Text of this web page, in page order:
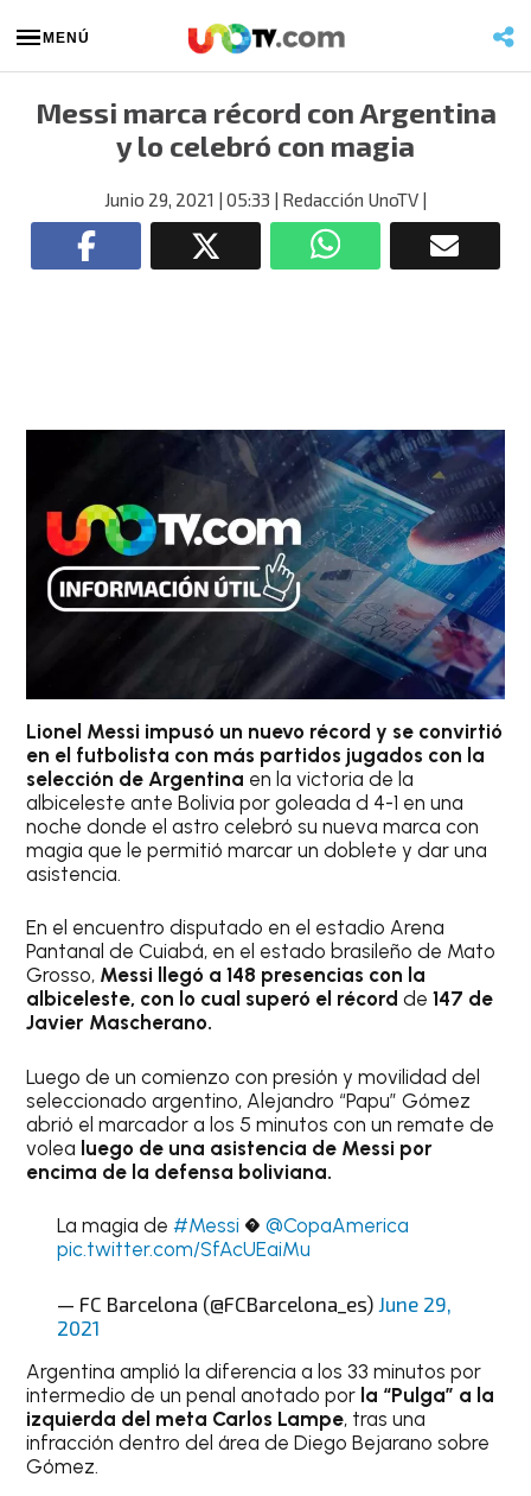
MENÚ
Messi marca récord con Argentina
y lo celebró con magia
Junio 29, 2021 | 05:33 | Redacción UnoTV |
Lionel Messi impusó un nuevo récord y se convirtió
en el futbolista con más partidos jugados con la
selección de Argentina en la victoria de la
albiceleste ante Bolivia por goleada d 4-1 en una
noche donde el astro celebró su nueva marca con
magia que le permitió marcar un doblete y dar una
asistencia.
En el encuentro disputado en el estadio Arena
Pantanal de Cuiabá, en el estado brasileño de Mato
Grosso, Messi llegó a 148 presencias con la
albiceleste, con lo cual superó el récordde147 de
Javier Mascherano.
Luego de un comienzo con presión y movilidad del
seleccionado argentino, Alejandro “Papu” Gómez
abrió el marcador a los 5 minutos con un remate de
volea luego de una asistencia de Messi por
encima de la defensa boliviana.
La magia de #Messi� @CopaAmerica
pic.twitter.com/SfAcUEaiMu
— FC Barcelona (@FCBarcelona_es) June 29,
2021
Argentina amplió la diferencia a los 33 minutos por
intermedio de un penal anotado por la “Pulga” a la
izquierda del meta Carlos Lampe, tras una
infracción dentro del área de Diego Bejarano sobre
Gómez.